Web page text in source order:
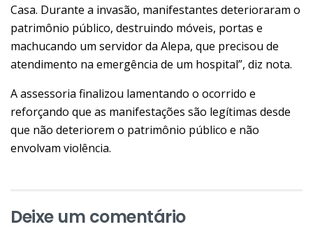
Casa. Durante a invasão, manifestantes deterioraram o
patrimônio público, destruindo móveis, portas e
machucando um servidor da Alepa, que precisou de
atendimento na emergência de um hospital”, diz nota.
A assessoria finalizou lamentando o ocorrido e
reforçando que as manifestações são legítimas desde
que não deteriorem o patrimônio público e não
envolvam violência.
Deixe um comentário